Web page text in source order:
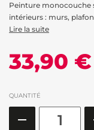
Peinture monocouche
intérieurs : murs,
Lire la suite
33,90 €
QUANTITÉ